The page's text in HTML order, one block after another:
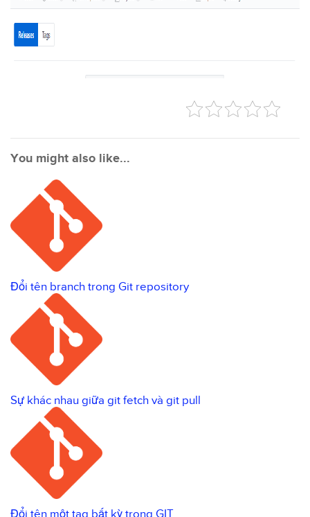
You might also like...
Đổi tên branch trong Git repository
Sự khác nhau giữa git fetch và git pull
Đổi tên một tag bất kỳ trong GIT